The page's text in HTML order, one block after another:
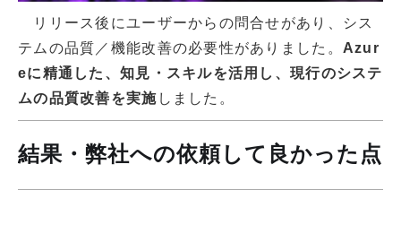
リリース後にユーザーからの問合せがあり、シス
テムの品質／機能改善の必要性がありました。 Azur
eに精通した、知見・スキルを活用し、現行のシステ
ムの品質改善を実施 しました。
結果・弊社への依頼して良かった点